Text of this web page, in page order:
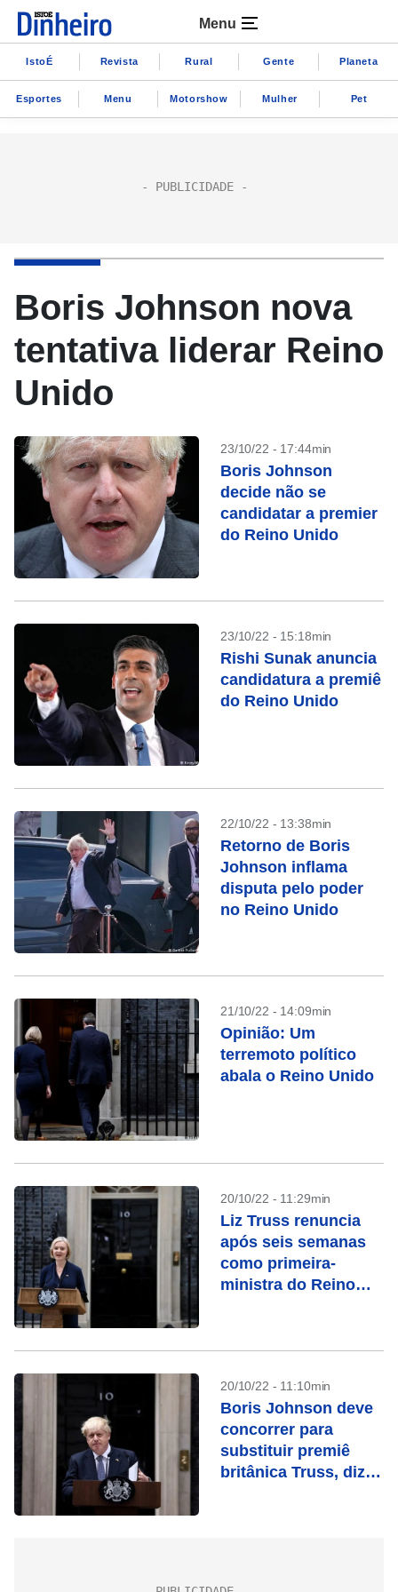
Menu
IstoÉ Revista Rural Gente Planeta
Esportes Menu Motorshow Mulher Pet
Boris Johnson nova
tentativa liderar Reino
Unido
23/10/22 - 17:44min
Boris Johnson
decide não se
candidatar a premier
do Reino Unido
23/10/22 - 15:18min
Rishi Sunak anuncia
candidatura a premiê
do Reino Unido
22/10/22 - 13:38min
Retorno de Boris
Johnson inflama
disputa pelo poder
no Reino Unido
21/10/22 - 14:09min
Opinião: Um
terremoto político
abala o Reino Unido
20/10/22 - 11:29min
Liz Truss renuncia
após seis semanas
como primeira-
ministra do Reino
20/10/22 - 11:10min
Boris Johnson deve
concorrer para
substituir premiê
britânica Truss, diz